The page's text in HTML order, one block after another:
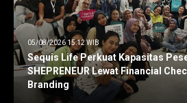
05/08/2026 15:12 WIB
Sequis Life Perkuat Kapasitas
SHEPRENEUR Lewat Financial
Branding